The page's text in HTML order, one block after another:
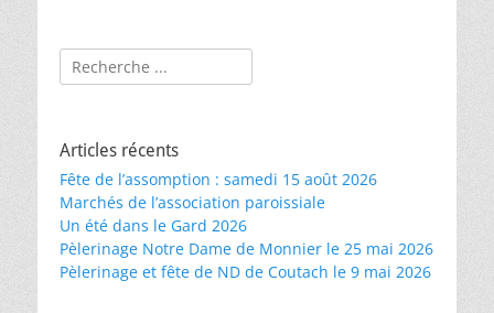
Rechercher :
Articles récents
Fête de l’assomption : samedi 15 août 2026
Marchés de l’association paroissiale
Un été dans le Gard 2026
Pèlerinage Notre Dame de Monnier le 25 mai 2026
Pèlerinage et fête de ND de Coutach le 9 mai 2026